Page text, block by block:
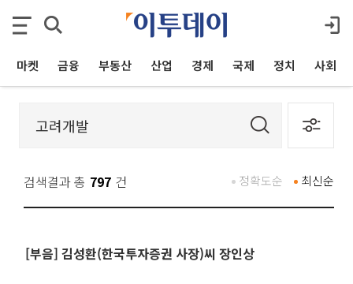
마켓 금융 부동산 산업 경제 국제 정치 사회
검색결과 총 797 건 최신순
정확도순
[부음] 김성환(한국투자증권 사장)씨 장인상